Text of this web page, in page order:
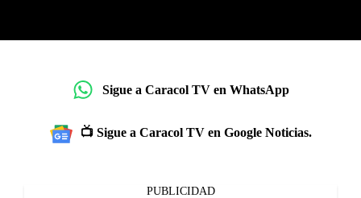
Sigue a Caracol TV en WhatsApp
📺 Sigue a Caracol TV en Google Noticias.
PUBLICIDAD